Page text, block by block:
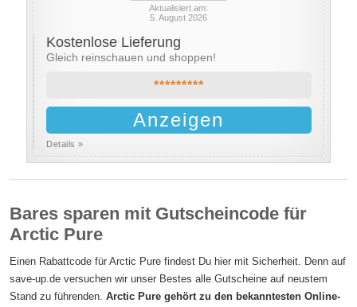
Aktualisiert am:
5. August 2026
Kostenlose Lieferung
Gleich reinschauen und shoppen!
*********
Anzeigen
Details »
Bares sparen mit Gutscheincode für
Arctic Pure
Einen Rabattcode für Arctic Pure findest Du hier mit Sicherheit. Denn auf
save-up.de versuchen wir unser Bestes alle Gutscheine auf neustem
Stand zu führenden.Arctic Pure gehört zu den bekanntesten Online-